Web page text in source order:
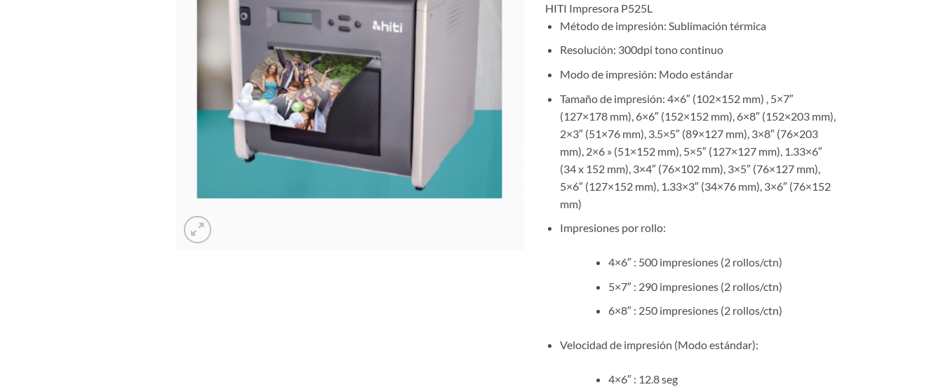
HITI Impresora P525L
Método de impresión: Sublimación térmica
Resolución: 300dpi tono continuo
Modo de impresión: Modo estándar
Tamaño de impresión: 4×6″ (102×152 mm) , 5×7″
(127×178 mm), 6×6″ (152×152 mm), 6×8″ (152×203 mm),
2×3″ (51×76 mm), 3.5×5″ (89×127 mm), 3×8″ (76×203
mm), 2×6 » (51×152 mm), 5×5″ (127×127 mm), 1.33×6″
(34 x 152 mm), 3×4″ (76×102 mm), 3×5″ (76×127 mm),
5×6″ (127×152 mm), 1.33×3″ (34×76 mm), 3×6″ (76×152
mm)
Impresiones por rollo:
4×6″ : 500 impresiones (2 rollos/ctn)
5×7″ : 290 impresiones (2 rollos/ctn)
6×8″ : 250 impresiones (2 rollos/ctn)
Velocidad de impresión (Modo estándar):
4×6″ : 12.8 seg